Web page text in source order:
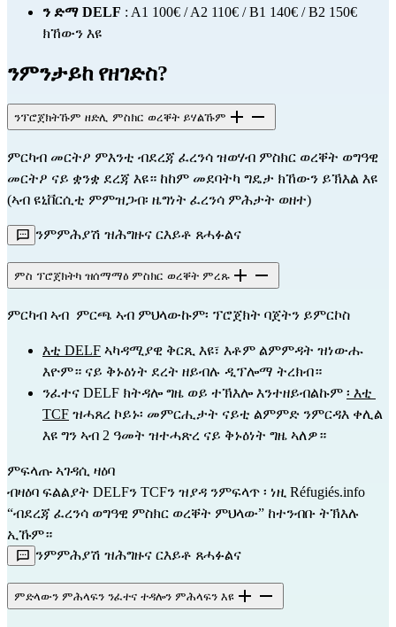
ን ድማ DELF : A1 100€ / A2 110€ / B1 140€ / B2 150€
ክኸውን እዩ
ንምንታይከ የዘገድስ?
ንፕሮጀክትኹም ዘድሊ ምስክር ወረቐት ይሃልኹም
ምርካብ መርትዖ ምእንቲ ብደረጃ ፈረንሳ ዝወሃብ ምስክር ወረቐት ወግዓዊ
መርትዖ ናይ ቋንቋ ደረጃ እዩ። ከከም መደባትካ ግዴታ ክኸውን ይኽእል እዩ
(ኣብ ዩኒቨርሲቲ ምምዝጋብ፡ ዜግነት ፈረንሳ ምሕታት ወዘተ)
ንምምሕያሽ ዝሕግዙና ርእይቶ ጸሓፉልና
ምስ ፕሮጀክትካ ዝሰማማዕ ምስክር ወረቐት ምረጹ
ምርካብ ኣብ  ምርጫ ኣብ ምህላውኩም፡ ፕሮጀክት ባጀትን ይምርኮስ
እቲ DELF ኣካዳሚያዊ ቅርጺ እዩ፣ እቶም ልምምዳት ዝነውሑ
እዮም። ናይ ቅኑዕነት ደረት ዘይብሉ ዲፕሎማ ትረክብ።
ንፈተና DELF ክትዳሎ ግዜ ወይ ተኽእሎ እንተዘይብልኩም ፡ እቲ
TCF ዝሓጸረ ኮይኑ፡ መምርሒታት ናይቲ ልምምድ ንምርዳእ ቀሊል
እዩ ግን ኣብ 2 ዓመት ዝተሓጽረ ናይ ቅኑዕነት ግዜ ኣለዎ።
ምፍላጡ ኣገዳሲ ዛዕባ
ብዛዕባ ፍልልያት DELFን TCFን ዝያዳ ንምፍላጥ ፡ ነዚ Réfugiés.info
“ብደረጃ ፈረንሳ ወግዓዊ ምስክር ወረቐት ምህላው” ከተንብቡ ትኽእሉ
ኢኹም።
ንምምሕያሽ ዝሕግዙና ርእይቶ ጸሓፉልና
ምድላውን ምሕላፍን ንፈተና ተዳሎን ምሕላፍን እዩ